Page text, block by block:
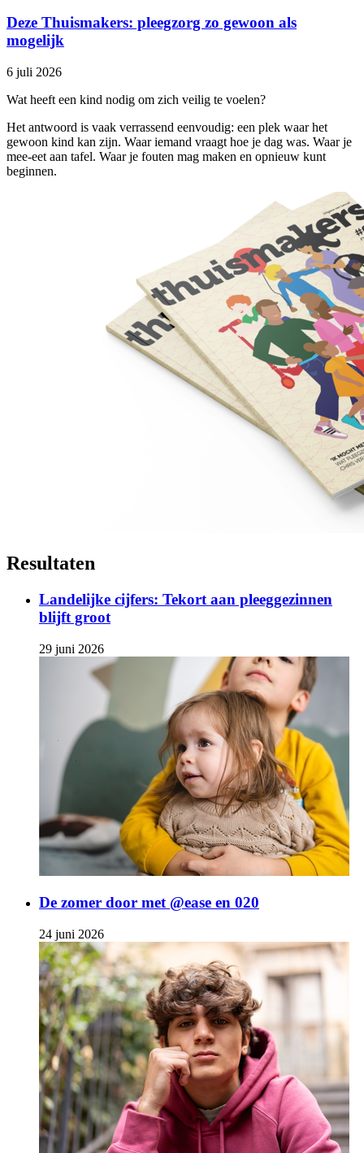
Deze Thuismakers: pleegzorg zo gewoon als
mogelijk
6 juli 2026
Wat heeft een kind nodig om zich veilig te voelen?
Het antwoord is vaak verrassend eenvoudig: een plek waar het
gewoon kind kan zijn. Waar iemand vraagt hoe je dag was. Waar je
mee-eet aan tafel. Waar je fouten mag maken en opnieuw kunt
beginnen.
Resultaten
Landelijke cijfers: Tekort aan pleeggezinnen
blijft groot
29 juni 2026
De zomer door met @ease en 020
24 juni 2026